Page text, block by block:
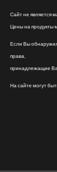
Сайт не является
Цены на продукты
Если Вы
права,
принадлежащие
На сайте могут